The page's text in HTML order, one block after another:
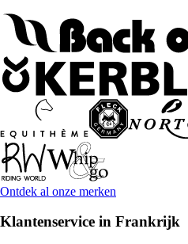
Ontdek al onze merken
Klantenservice in Frankrijk